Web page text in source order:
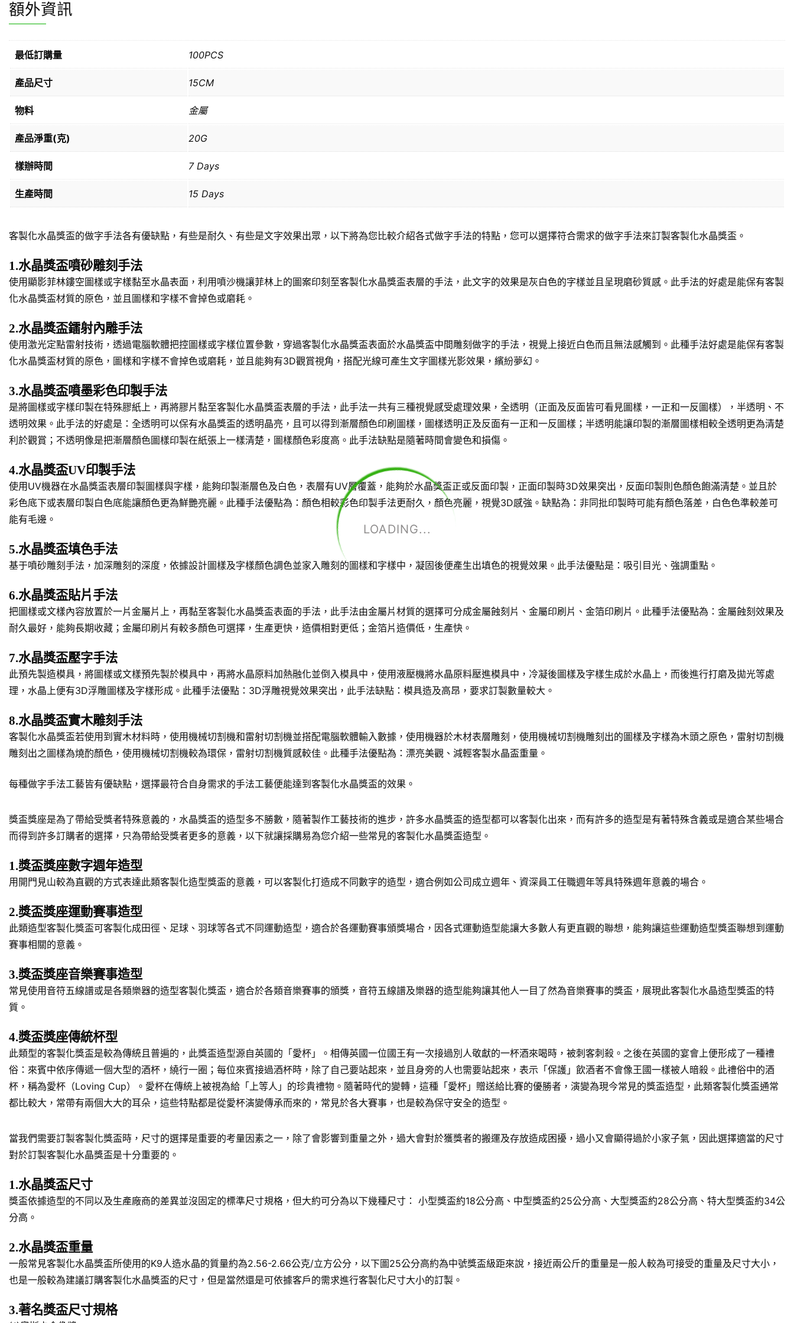
LOADING...
額外資訊
最低訂購量 100PCS
產品尺寸 15CM
物料 金屬
產品淨重(克) 20G
樣辦時間 7 Days
生產時間 15 Days
客製化水晶獎盃的做字手法各有優缺點，有些是耐久、有些是文字效果出眾，以下將為您比較介紹各式做字手法的特點，您可以選擇符合需求的做字手法來訂製客製化水晶獎盃。
1.水晶獎盃噴砂雕刻手法
使用顯影菲林鏤空圖樣或字樣黏至水晶表面，利用噴沙機讓菲林上的圖案印刻至客製化水晶獎盃表層的手法，此文字的效果是灰白色的字樣並且呈現磨砂質感。此手法的好處是能保有客製
化水晶獎盃材質的原色，並且圖樣和字樣不會掉色或磨耗。
2.水晶獎盃鐳射內雕手法
使用激光定點雷射技術，透過電腦軟體把控圖樣或字樣位置參數，穿過客製化水晶獎盃表面於水晶獎盃中間雕刻做字的手法，視覺上接近白色而且無法感觸到。此種手法好處是能保有客製
化水晶獎盃材質的原色，圖樣和字樣不會掉色或磨耗，並且能夠有3D觀賞視角，搭配光線可產生文字圖樣光影效果，繽紛夢幻。
3.水晶獎盃噴墨彩色印製手法
是將圖樣或字樣印製在特殊膠紙上，再將膠片黏至客製化水晶獎盃表層的手法，此手法一共有三種視覺感受處理效果，全透明（正面及反面皆可看見圖樣，一正和一反圖樣），半透明、不
透明效果。此手法的好處是：全透明可以保有水晶獎盃的透明晶亮，且可以得到漸層顏色印刷圖樣，圖樣透明正及反面有一正和一反圖樣；半透明能讓印製的漸層圖樣相較全透明更為清楚
利於觀賞；不透明像是把漸層顏色圖樣印製在紙張上一樣清楚，圖樣顏色彩度高。此手法缺點是隨著時間會變色和損傷。
4.水晶獎盃UV印製手法
使用UV機器在水晶獎盃表層印製圖樣與字樣，能夠印製漸層色及白色，表層有UV層覆蓋，能夠於水晶獎盃正或反面印製，正面印製時3D效果突出，反面印製則色顏色飽滿清楚。並且於
彩色底下或表層印製白色底能讓顏色更為鮮艷亮麗。此種手法優點為：顏色相較彩色印製手法更耐久，顏色亮麗，視覺3D感強。缺點為：非同批印製時可能有顏色落差，白色色準較差可
能有毛邊。
5.水晶獎盃填色手法
基于噴砂雕刻手法，加深雕刻的深度，依據設計圖樣及字樣顏色調色並家入雕刻的圖樣和字樣中，凝固後便產生出填色的視覺效果。此手法優點是：吸引目光、強調重點。
6.水晶獎盃貼片手法
把圖樣或文樣內容放置於一片金屬片上，再黏至客製化水晶獎盃表面的手法，此手法由金屬片材質的選擇可分成金屬蝕刻片、金屬印刷片、金箔印刷片。此種手法優點為：金屬蝕刻效果及
耐久最好，能夠長期收藏；金屬印刷片有較多顏色可選擇，生產更快，造價相對更低；金箔片造價低，生產快。
7.水晶獎盃壓字手法
此預先製造模具，將圖樣或文樣預先製於模具中，再將水晶原料加熱融化並倒入模具中，使用液壓機將水晶原料壓進模具中，冷凝後圖樣及字樣生成於水晶上，而後進行打磨及拋光等處
理，水晶上便有3D浮雕圖樣及字樣形成。此種手法優點：3D浮雕視覺效果突出，此手法缺點：模具造及高昂，要求訂製數量較大。
8.水晶獎盃實木雕刻手法
客製化水晶獎盃若使用到實木材料時，使用機械切割機和雷射切割機並搭配電腦軟體輸入數據，使用機器於木材表層雕刻，使用機械切割機雕刻出的圖樣及字樣為木頭之原色，雷射切割機
雕刻出之圖樣為燒酌顏色，使用機械切割機較為環保，雷射切割機質感較佳。此種手法優點為：漂亮美觀、減輕客製水晶盃重量。
每種做字手法工藝皆有優缺點，選擇最符合自身需求的手法工藝便能達到客製化水晶獎盃的效果。
獎盃獎座是為了帶給受獎者特殊意義的，水晶獎盃的造型多不勝數，隨著製作工藝技術的進步，許多水晶獎盃的造型都可以客製化出來，而有許多的造型是有著特殊含義或是適合某些場合
而得到許多訂購者的選擇，只為帶給受獎者更多的意義，以下就讓採購易為您介紹一些常見的客製化水晶獎盃造型。
1.獎盃獎座數字週年造型
用開門見山較為直觀的方式表達此類客製化造型獎盃的意義，可以客製化打造成不同數字的造型，適合例如公司成立週年、資深員工任職週年等具特殊週年意義的場合。
2.獎盃獎座運動賽事造型
此類造型客製化獎盃可客製化成田徑、足球、羽球等各式不同運動造型，適合於各運動賽事頒獎場合，因各式運動造型能讓大多數人有更直觀的聯想，能夠讓這些運動造型獎盃聯想到運動
賽事相關的意義。
3.獎盃獎座音樂賽事造型
常見使用音符五線譜或是各類樂器的造型客製化獎盃，適合於各類音樂賽事的頒獎，音符五線譜及樂器的造型能夠讓其他人一目了然為音樂賽事的獎盃，展現此客製化水晶造型獎盃的特
質。
4.獎盃獎座傳統杯型
此類型的客製化獎盃是較為傳統且普遍的，此獎盃造型源自英國的「愛杯」。相傳英國一位國王有一次接過別人敬獻的一杯酒來喝時，被刺客刺殺。之後在英國的宴會上便形成了一種禮
俗：來賓中依序傳遞一個大型的酒杯，繞行一圈；每位來賓接過酒杯時，除了自己要站起來，並且身旁的人也需要站起來，表示「保護」飲酒者不會像王國一樣被人暗殺。此禮俗中的酒
杯，稱為愛杯（Loving Cup）。愛杯在傳統上被視為給「上等人」的珍貴禮物。隨著時代的變轉，這種「愛杯」贈送給比賽的優勝者，演變為現今常見的獎盃造型，此類客製化獎盃通常
都比較大，常帶有兩個大大的耳朵，這些特點都是從愛杯演變傳承而來的，常見於各大賽事，也是較為保守安全的造型。
當我們需要訂製客製化獎盃時，尺寸的選擇是重要的考量因素之一，除了會影響到重量之外，過大會對於獲獎者的搬運及存放造成困擾，過小又會顯得過於小家子氣，因此選擇適當的尺寸
對於訂製客製化水晶獎盃是十分重要的。
1.水晶獎盃尺寸
獎盃依據造型的不同以及生產廠商的差異並沒固定的標準尺寸規格，但大約可分為以下幾種尺寸： 小型獎盃約18公分高、中型獎盃約25公分高、大型獎盃約28公分高、特大型獎盃約34公
分高。
2.水晶獎盃重量
一般常見客製化水晶獎盃所使用的K9人造水晶的質量約為2.56-2.66公克/立方公分，以下圖25公分高約為中號獎盃級距來說，接近兩公斤的重量是一般人較為可接受的重量及尺寸大小，
也是一般較為建議訂購客製化水晶獎盃的尺寸，但是當然還是可依據客戶的需求進行客製化尺寸大小的訂製。
3.著名獎盃尺寸規格